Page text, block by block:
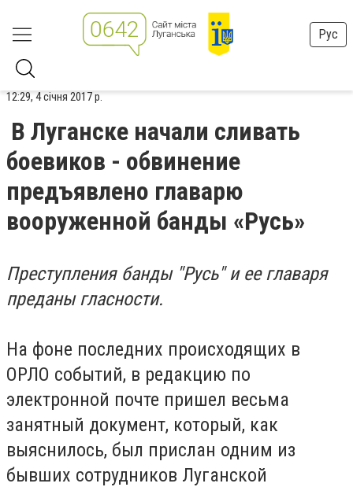
Рус
12:29, 4 січня 2017 р.
В Луганске начали сливать
боевиков - обвинение
предъявлено главарю
вооруженной банды «Русь»
Преступления банды "Русь" и ее главаря
преданы гласности.
На фоне последних происходящих в
ОРЛО событий, в редакцию по
электронной почте пришел весьма
занятный документ, который, как
выяснилось, был прислан одним из
бывших сотрудников Луганской